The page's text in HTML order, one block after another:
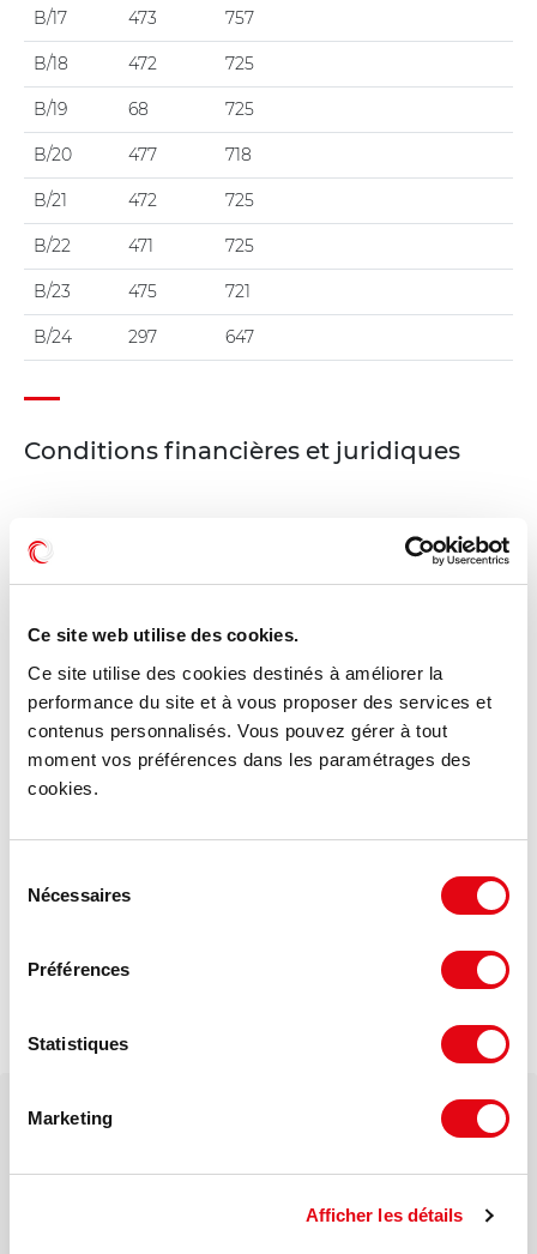
Ce site web utilise des cookies.
Ce site utilise des cookies destinés à améliorer la
performance du site et à vous proposer des services et
contenus personnalisés. Vous pouvez gérer à tout
moment vos préférences dans les paramétrages des
cookies.
Nécessaires
Préférences
Statistiques
Marketing
Afficher les détails
B/17 473 757
B/18 472 725
B/19 68 725
B/20 477 718
B/21 472 725
B/22 471 725
B/23 475 721
B/24 297 647
Conditions financières et juridiques
Honoraires : 7% HT + TVA du montant de la
Détail charges : Impôts et taxes à la charge du
preneur
Dessertes - WOIPPY (57140)
Accès direct A31
Transports en commun (TCRM ligne bus 3 et 11,
Embranchement fer sur triage SNCF.
Votre interlocuteur dédié